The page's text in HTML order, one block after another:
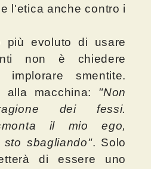
l'etica anche contro i
più evoluto di usare
non è chiedere
implorare smentite.
alla macchina: "Non
dei fessi.
il mio ego,
sto sbagliando". Solo
di essere uno